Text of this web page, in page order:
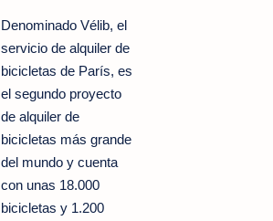
Denominado Vélib, el
servicio de alquiler de
bicicletas de París, es
el segundo proyecto
de alquiler de
bicicletas más grande
del mundo y cuenta
con unas 18.000
bicicletas y 1.200